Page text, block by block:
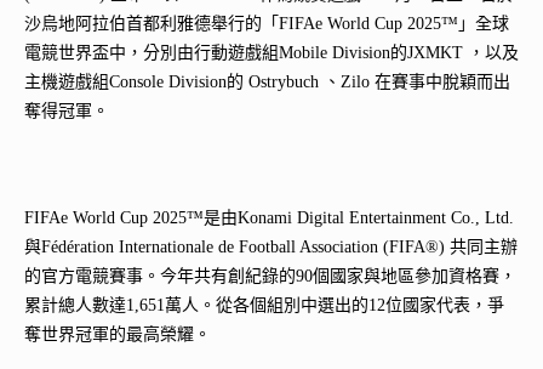
沙烏地阿拉伯首都利雅德舉行的「FIFAe World Cup 2025™」全球
電競世界盃中，分別由行動遊戲組Mobile Division的JXMKT ，以及
主機遊戲組Console Division的 Ostrybuch 、Zilo 在賽事中脫穎而出
奪得冠軍。
FIFAe World Cup 2025™是由Konami Digital Entertainment Co., Ltd.
與Fédération Internationale de Football Association (FIFA®) 共同主辦
的官方電競賽事。今年共有創紀錄的90個國家與地區參加資格賽，
累計總人數達1,651萬人。從各個組別中選出的12位國家代表，爭
奪世界冠軍的最高榮耀。